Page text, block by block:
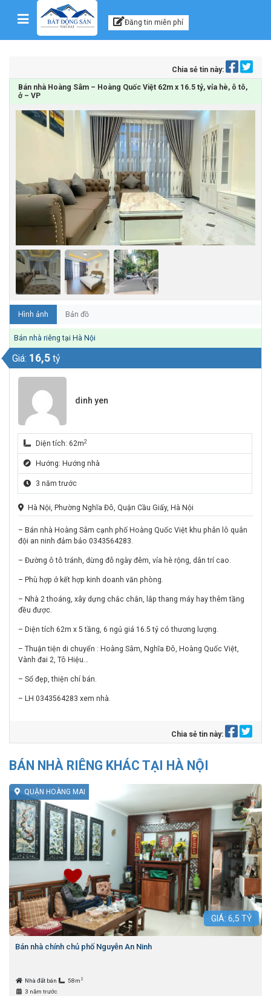
Skip to content Kênh thông tin, tư vấn
Đăng tin miễn phí
Chia sẻ tin này:
Bán nhà Hoàng Sâm – Hoàng Quốc Việt 62m x 16.5 tỷ, vỉa hè, ô tô,
ở – VP
Hình ảnh Bản đồ
Bán nhà riêng tại Hà Nội
Giá: 16,5 tỷ
dinh yen
Diện tích: 62m2
Hướng: Hướng nhà
3 năm trước
Hà Nội, Phường Nghĩa Đô, Quận Cầu Giấy, Hà Nội
– Bán nhà Hoàng Sâm cạnh phố Hoàng Quốc Việt khu phân lô quân
đội an ninh đảm bảo 0343564283.
– Đường ô tô tránh, dừng đỗ ngày đêm, vỉa hè rộng, dân trí cao.
– Phù hợp ở kết hợp kinh doanh văn phòng.
– Nhà 2 thoáng, xây dựng chắc chắn, lắp thang máy hay thêm tầng
đều được.
– Diện tích 62m x 5 tầng, 6 ngủ giá 16.5 tỷ có thương lượng.
– Thuận tiện di chuyển : Hoàng Sâm, Nghĩa Đô, Hoàng Quốc Việt,
Vành đai 2, Tô Hiệu…
– Sổ đẹp, thiện chí bán.
– LH 0343564283 xem nhà.
Chia sẻ tin này:
BÁN NHÀ RIÊNG KHÁC TẠI HÀ NỘI
QUẬN HOÀNG MAI
GIÁ: 6,5 TỶ
Bán nhà chính chủ phố Nguyễn An Ninh
Nhà đất bán 58m 2
3 năm trước